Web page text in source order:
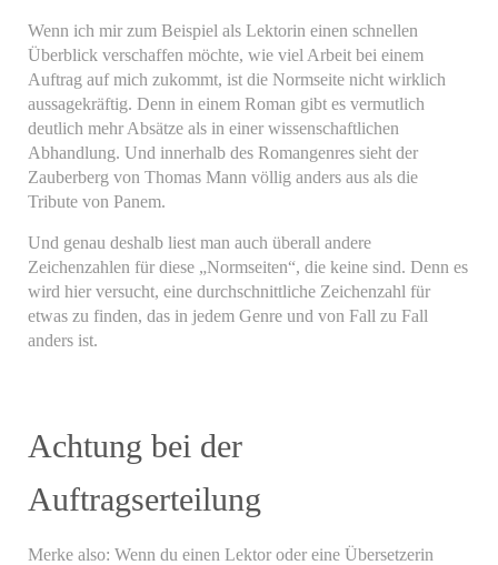
Wenn ich mir zum Beispiel als Lektorin einen schnellen
Überblick verschaffen möchte, wie viel Arbeit bei einem
Auftrag auf mich zukommt, ist die Normseite nicht wirklich
aussagekräftig. Denn in einem Roman gibt es vermutlich
deutlich mehr Absätze als in einer wissenschaftlichen
Abhandlung. Und innerhalb des Romangenres sieht der
Zauberberg von Thomas Mann völlig anders aus als die
Tribute von Panem.
Und genau deshalb liest man auch überall andere
Zeichenzahlen für diese „Normseiten“, die keine sind. Denn es
wird hier versucht, eine durchschnittliche Zeichenzahl für
etwas zu finden, das in jedem Genre und von Fall zu Fall
anders ist.
Achtung bei der
Auftragserteilung
Merke also: Wenn du einen Lektor oder eine Übersetzerin